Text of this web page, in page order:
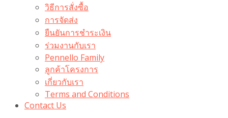
วิธีการสั่งซื้อ
การจัดส่ง
ยืนยันการชำระเงิน
ร่วมงานกับเรา
Pennello Family
ลูกค้าโครงการ
เกี่ยวกับเรา
Terms and Conditions
Contact Us